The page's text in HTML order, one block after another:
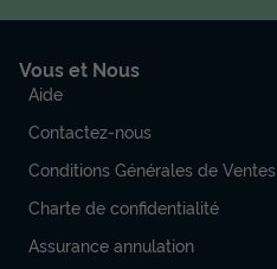
Vous et Nous
Aide
Contactez-nous
Conditions Générales de Ventes
Charte de confidentialité
Assurance annulation